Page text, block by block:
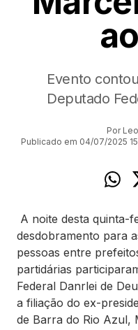
Evento
Deputado
Por
Publicado em 04/07/2025
A noite desta quinta-
desdobramento para
pessoas entre
partidárias
Federal Danrlei de
a filiação do ex-
de Barra do Rio Azul,